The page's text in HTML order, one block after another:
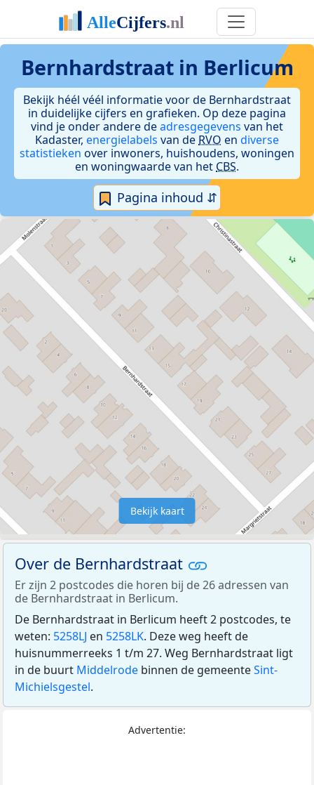
Bernhardstraat in Berlicum
Bekijk héél véél informatie voor de Bernhardstraat
in duidelijke cijfers en grafieken. Op deze pagina
vind je onder andere deadresgegevens van het
Kadaster, energielabels van de RVO en diverse
statistieken over inwoners, huishoudens, woningen
en woningwaarde van het CBS.
Pagina inhoud ⇵
Bekijk kaart
Over de Bernhardstraat
Er zijn 2 postcodes die horen bij de 26 adressen van
de Bernhardstraat in Berlicum.
De Bernhardstraat in Berlicum heeft 2 postcodes, te
weten: 5258LJ en 5258LK. Deze weg heeft de
huisnummerreeks 1 t/m 27. Weg Bernhardstraat ligt
in de buurt Middelrode binnen de gemeenteSint-
Michielsgestel.
Advertentie: